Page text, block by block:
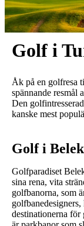
Golf i
Åk på en golfresa
spännande resmål
Den
kanske mest
Golf i Belek
Golfparadiset
sina rena, vita
golfbanorna, som
destinationerna